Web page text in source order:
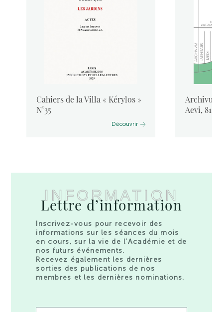
Cahiers de la Villa « Kérylos »
N°35
Découvrir
Aevi, 81,
INFORMATION
Lettre d’information
Inscrivez-vous pour recevoir des
informations sur les séances du mois
en cours, sur la vie de l’Académie et de
nos futurs événements.
Recevez également les dernières
sorties des publications de nos
membres et les dernières nominations.